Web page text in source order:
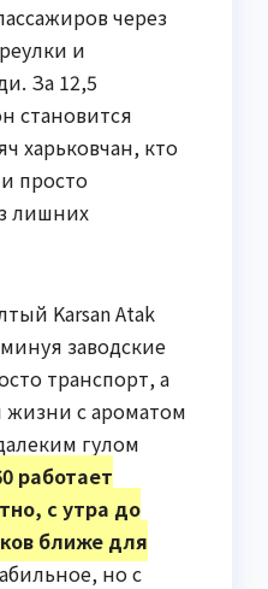
через
и
За 12,5
становится
харьковчан, кто
просто
лишних
Karsan Atak
заводские
транспорт, а
жизни с ароматом
гулом
работает
с утра до
ближе для
но с